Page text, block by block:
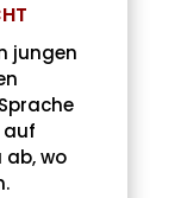
jungen
auf
ab, wo